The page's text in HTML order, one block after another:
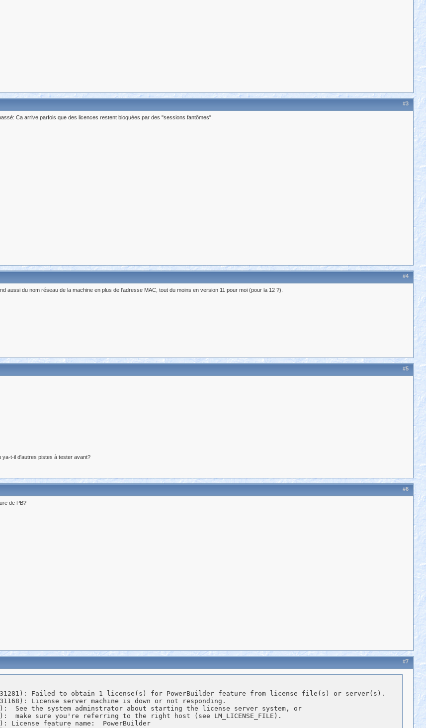
#3
Ca arrive parfois que des licences restent bloquées par des "sessions fantômes".
#4
aussi du nom réseau de la machine en plus de l'adresse MAC, tout du moins en version 11 pour moi (pour la 12 ?).
#5
ya-t-il d'autres pistes à tester avant?
#6
de PB?
#7
Failed to obtain 1 license(s) for PowerBuilder feature from license file(s) or server(s).
License server machine is down or not responding.
See the system adminstrator about starting the license server system, or
make sure you're referring to the right host (see LM_LICENSE_FILE).
License feature name:  PowerBuilder